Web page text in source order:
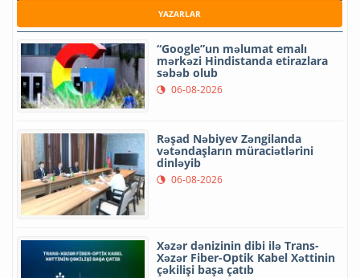
YAZARLAR
“Google”un məlumat emalı
mərkəzi Hindistanda etirazlara
səbəb olub
06-08-2026
Rəşad Nəbiyev Zəngilanda
vətəndaşların müraciətlərini
dinləyib
06-08-2026
Xəzər dənizinin dibi ilə Trans-
Xəzər Fiber-Optik Kabel Xəttinin
çəkilişi başa çatıb